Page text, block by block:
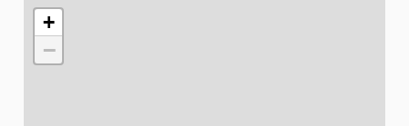
L'elemento seguente è una mappa che presenta gli
+
−